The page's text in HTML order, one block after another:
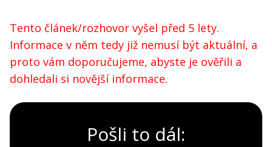
Tento článek/rozhovor vyšel před 5 lety.
Informace v něm tedy již nemusí být aktuální, a
proto vám doporučujeme, abyste je ověřili a
dohledali si novější informace.
Pošli to dál: